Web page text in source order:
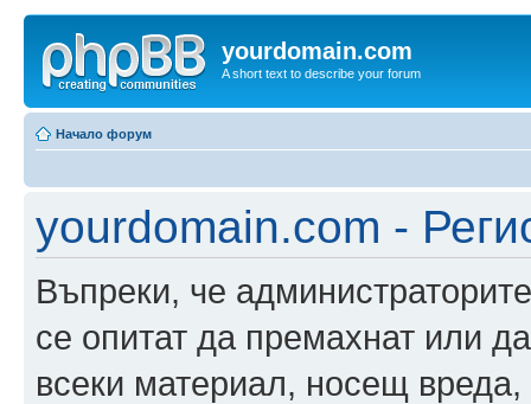
yourdomain.com
A short text to describe your forum
Начало форум
yourdomain.com -
Въпреки, че
се опитат да премахнат или
всеки материал, носещ